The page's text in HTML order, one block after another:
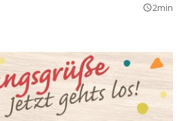
query_builder2min